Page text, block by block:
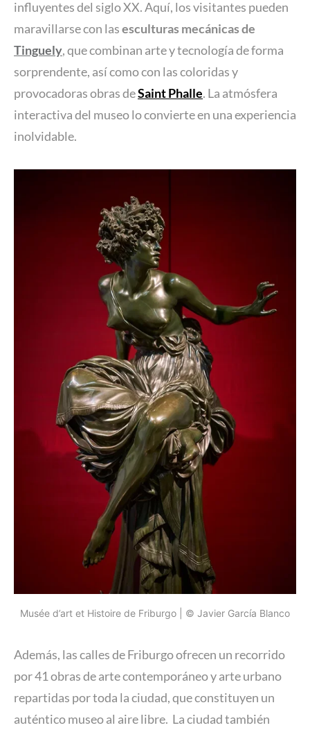
influyentes del siglo XX. Aquí, los visitantes pueden
maravillarse con lasesculturas mecánicas de
Tinguely, que combinan arte y tecnología de forma
sorprendente, así como con las coloridas y
provocadoras obras deSaint Phalle. La atmósfera
interactiva del museo lo convierte en una experiencia
inolvidable.
Musée d’art et Histoire de Friburgo | © Javier García Blanco
Además, las calles de Friburgo ofrecen un recorrido
por 41 obras de arte contemporáneo y arte urbano
repartidas por toda la ciudad, que constituyen un
auténtico museo al aire libre. La ciudad también